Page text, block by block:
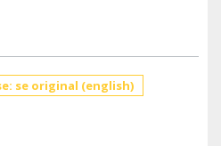
se original (english)